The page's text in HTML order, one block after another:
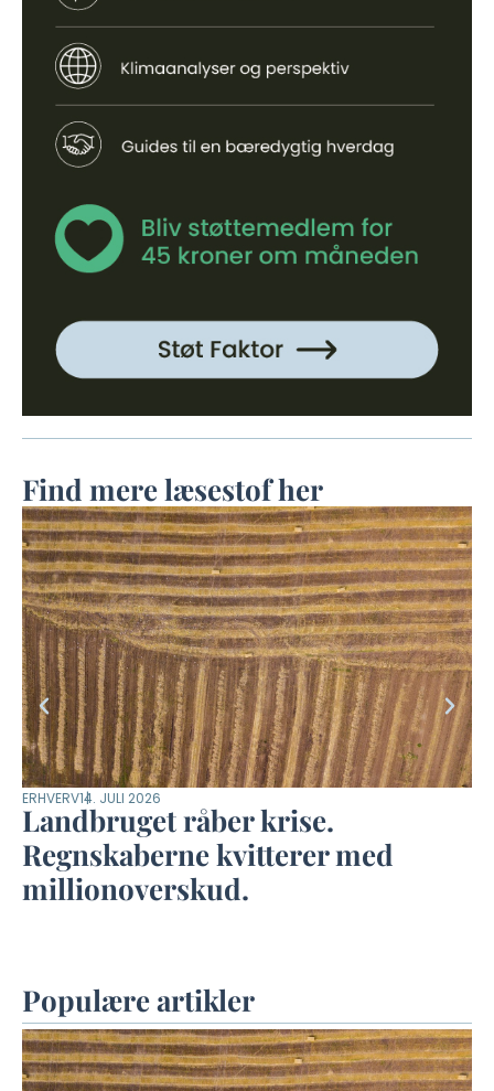
Find mere læsestof her
ERHVERV14. JULI 2026
Landbruget råber krise.
Regnskaberne kvitterer med
millionoverskud.
Populære artikler